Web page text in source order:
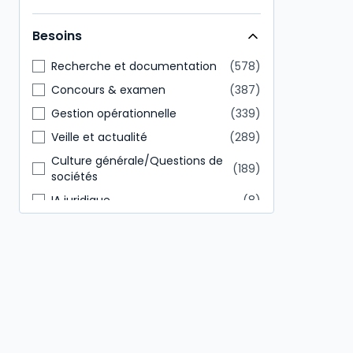
Direction générale
146
Tout public
85
Besoins
Recherche et documentation
578
Concours & examen
387
Gestion opérationnelle
339
Veille et actualité
289
Culture générale/Questions de
sociétés
189
IA juridique
8